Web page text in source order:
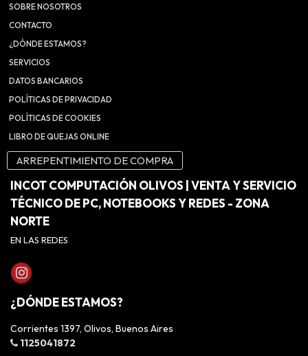
SOBRE NOSOTROS
CONTACTO
¿DÓNDE ESTAMOS?
SERVICIOS
DATOS BANCARIOS
POLÍTICAS DE PRIVACIDAD
POLÍTICAS DE COOKIES
LIBRO DE QUEJAS ONLINE
ARREPENTIMIENTO DE COMPRA
INCOT COMPUTACIÓN OLIVOS | VENTA Y SERVICIO
TÉCNICO DE PC, NOTEBOOKS Y REDES - ZONA
NORTE
EN LAS REDES
¿DÓNDE ESTAMOS?
Corrientes 1397, Olivos, Buenos Aires
1125041872